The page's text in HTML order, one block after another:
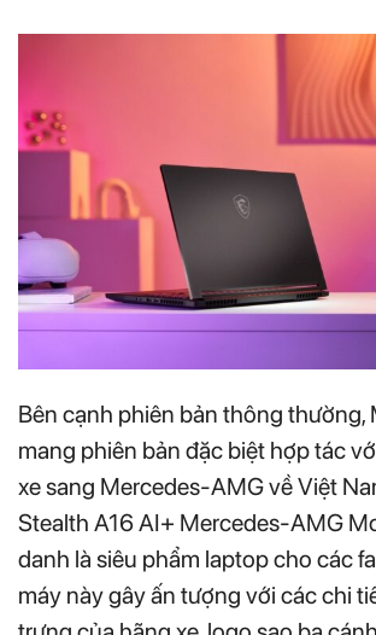
Bên cạnh phiên bản thông thường,
mang phiên bản đặc biệt hợp tác
xe sang Mercedes-AMG về Việt
Stealth A16 AI+ Mercedes-AMG
danh là siêu phẩm laptop cho các
máy này gây ấn tượng với các chi